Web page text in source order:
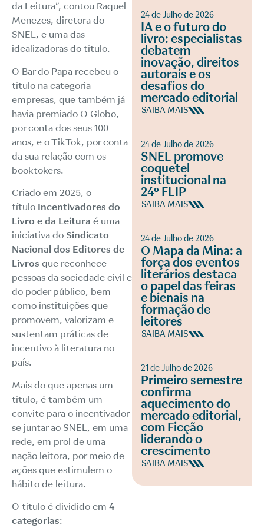
da Leitura”, contou Raquel
Menezes, diretora do
SNEL, e uma das
idealizadoras do título.
O Bar do Papa recebeu o
título na categoria
empresas, que também já
havia premiado O Globo,
por conta dos seus 100
anos, e o TikTok, por conta
da sua relação com os
booktokers.
Criado em 2025, o
título Incentivadores do
Livro e da Leitura é uma
iniciativa do Sindicato
Nacional dos Editores de
Livros que reconhece
pessoas da sociedade civil e
do poder público, bem
como instituições que
promovem, valorizam e
sustentam práticas de
incentivo à literatura no
país.
Mais do que apenas um
título, é também um
convite para o incentivador
se juntar ao SNEL, em uma
rede, em prol de uma
nação leitora, por meio de
ações que estimulem o
hábito de leitura.
O título é dividido em 4
categorias:
24 de Julho de 2026
IA e o futuro do
livro: especialistas
debatem
inovação, direitos
autorais e os
desafios do
mercado editorial
SAIBA MAIS
24 de Julho de 2026
SNEL promove
coquetel
institucional na
24º FLIP
SAIBA MAIS
24 de Julho de 2026
O Mapa da Mina: a
força dos eventos
literários destaca
o papel das feiras
e bienais na
formação de
leitores
SAIBA MAIS
21 de Julho de 2026
Primeiro semestre
confirma
aquecimento do
mercado editorial,
com Ficção
liderando o
crescimento
SAIBA MAIS